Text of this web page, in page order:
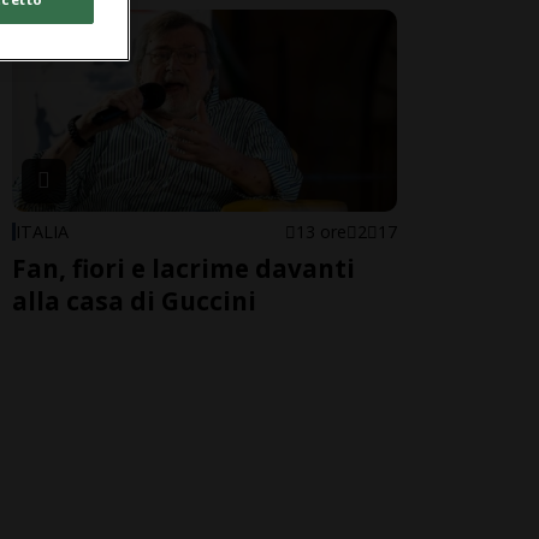
ITALIA 13 ore 2 17
Fan, fiori e lacrime davanti
alla casa di Guccini